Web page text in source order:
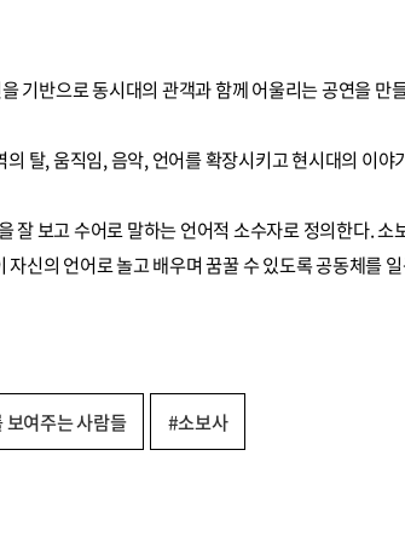
기반으로 동시대의 관객과 함께 어울리는 공연을 만
탈, 움직임, 음악, 언어를 확장시키고 현시대의 이야
잘 보고 수어로 말하는 언어적 소수자로 정의한다. 소
신의 언어로 놀고 배우며 꿈꿀 수 있도록 공동체를
보여주는 사람들 #소보사